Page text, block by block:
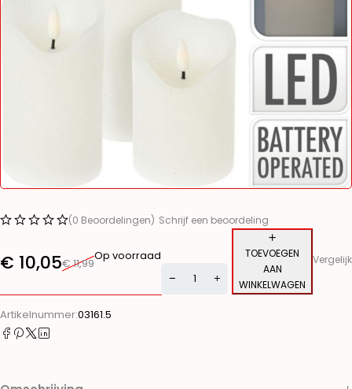
(0 Beoordelingen) Schrijf een beoordeling
€11,99
€ 10,05 Op voorraad
TOEVOEGEN
AAN
WINKELWAGEN
Vergelijk
Artikelnummer:03161.5